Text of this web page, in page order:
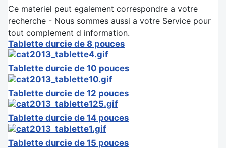
Ce materiel peut egalement correspondre a votre
recherche - Nous sommes aussi a votre Service pour
tout complement d information.
Tablette durcie de 8 pouces
Tablette durcie de 10 pouces
Tablette durcie de 12 pouces
Tablette durcie de 14 pouces
Tablette durcie de 15 pouces